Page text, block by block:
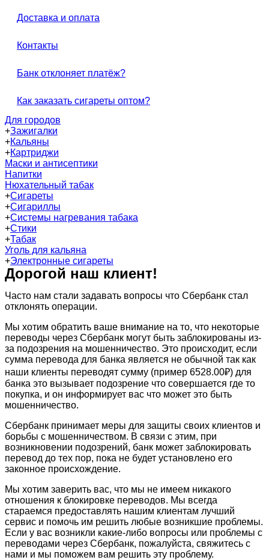
Доставка и оплата
Контакты
Банк отклоняет платёж?
Как заказать сигареты оптом?
Для городов
+Зажигалки
+Кальяны
+Картриджи
Маски и антисептики
Напитки
Нюхательный табак
+Сигареты
+Сигариллы
+Системы нагревания табака
+Стики
+Табак
Уголь для кальяна
+Электронные сигареты
Дорогой наш клиент!
Часто нам стали задавать вопросы что Сбербанк стал
отклонять операции.
Мы хотим обратить ваше внимание на то, что некоторые
переводы через Сбербанк могут быть заблокированы из-
за подозрения на мошенничество. Это происходит, если
сумма перевода для банка является не обычной так как
наши клиенты переводят сумму (пример 6528.00₽) для
банка это вызывает подозрение что совершается где то
покупка, и он информирует вас что может это быть
мошенничество.
Сбербанк принимает меры для защиты своих клиентов и
борьбы с мошенничеством. В связи с этим, при
возникновении подозрений, банк может заблокировать
перевод до тех пор, пока не будет установлено его
законное происхождение.
Мы хотим заверить вас, что мы не имеем никакого
отношения к блокировке переводов. Мы всегда
стараемся предоставлять нашим клиентам лучший
сервис и помочь им решить любые возникшие проблемы.
Если у вас возникли какие-либо вопросы или проблемы с
переводами через Сбербанк, пожалуйста, свяжитесь с
нами и мы поможем вам решить эту проблему.